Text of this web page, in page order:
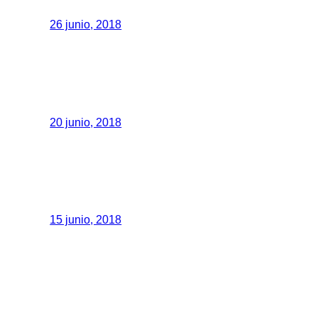
26 junio, 2018
20 junio, 2018
15 junio, 2018